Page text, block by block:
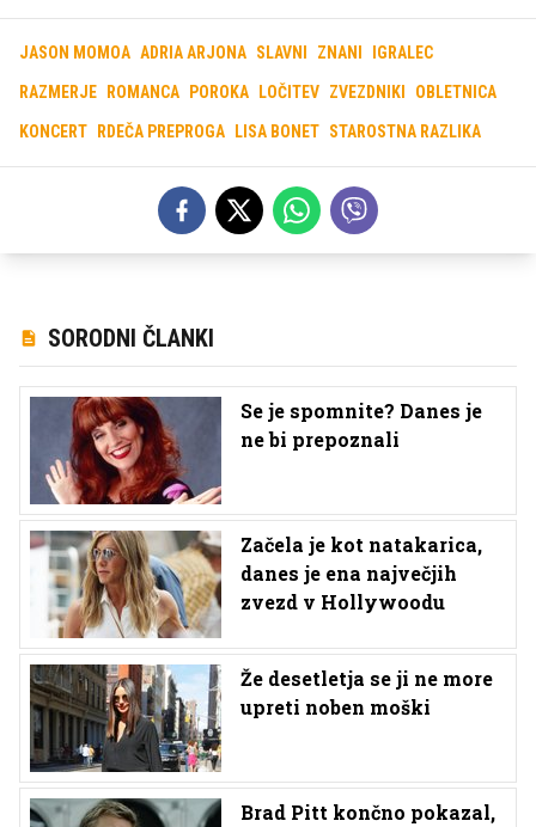
JASON MOMOA ADRIA ARJONA SLAVNI ZNANI IGRALEC
RAZMERJE ROMANCA POROKA LOČITEV ZVEZDNIKI OBLETNICA
KONCERT RDEČA PREPROGA LISA BONET STAROSTNA RAZLIKA
SORODNI ČLANKI
Se je spomnite? Danes je
ne bi prepoznali
Začela je kot natakarica,
danes je ena največjih
zvezd v Hollywoodu
Že desetletja se ji ne more
upreti noben moški
Brad Pitt končno pokazal,